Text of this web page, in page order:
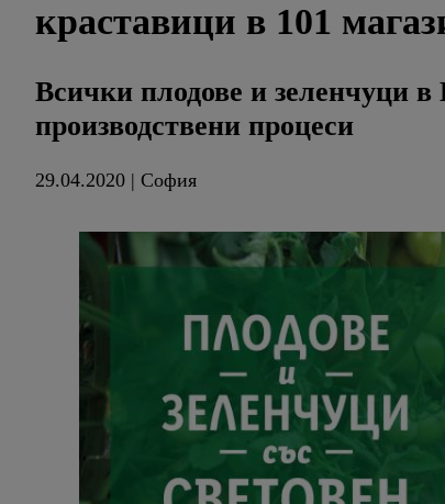
краставици в 101
Всички плодове и зеленчуци
производствени процеси
29.04.2020 | София